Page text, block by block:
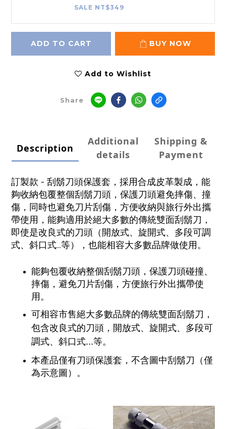
SALE NT$349
ADD TO CART BUY NOW
Add to Wishlist
Share
Description
Additional
details
Shipping &
Payment
訂製款 - 刮鬍刀頭保護套，採用合成皮革製成，能
夠收納包覆整個刮鬍刀頭，保護刀頭避免摔傷、撞
傷，同時也避免刀片刮傷，方便收納與旅行外出攜
帶使用，能夠適用於絕大多數的傳統雙面刮鬍刀，
即使是改良式的刀頭（開放式、旋開式、多段可調
式、斜口式...等），也能相容大多數品牌做使用。
能夠包覆收納整個刮鬍刀頭，保護刀頭碰撞、
摔傷，避免刀片刮傷，方便旅行外出攜帶使
用。
可相容市售絕大多數品牌的傳統雙面刮鬍刀，
包含改良式的刀頭， 開放式、旋開式、多段可
調式、斜口式...等。
本產品僅有刀頭保護套，不含圖中刮鬍刀（僅
為示意圖）。